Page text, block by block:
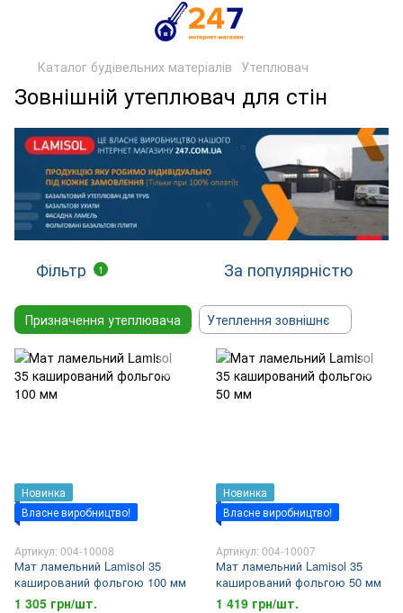
Каталог будівельних матеріалів Утеплювач
Зовнішній утеплювач для стін
Фільтр 1 За популярністю
Призначення утеплювача Утеплення зовнішнє
Новинка
Власне виробництво!
Артикул: 004-10008
Мат ламельний Lamisol 35
каширований фольгою 100 мм
1 305 грн/шт.
Новинка
Власне виробництво!
Артикул: 004-10007
Мат ламельний Lamisol 35
каширований фольгою 50 мм
1 419 грн/шт.